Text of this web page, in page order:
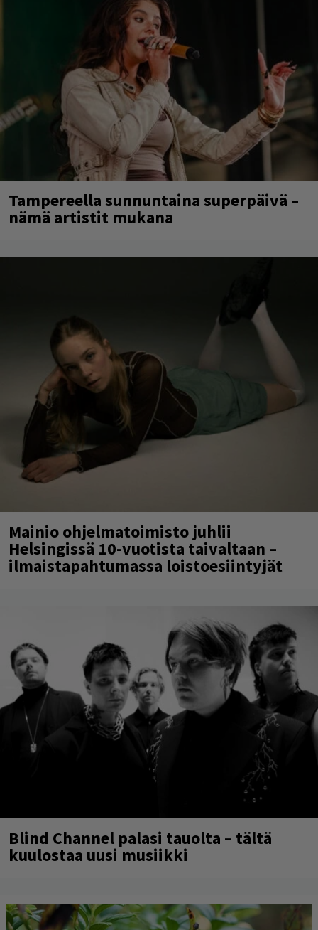
Tampereella sunnuntaina superpäivä –
nämä artistit mukana
Mainio ohjelmatoimisto juhlii
Helsingissä 10-vuotista taivaltaan –
ilmaistapahtumassa loistoesiintyjät
Blind Channel palasi tauolta – tältä
kuulostaa uusi musiikki